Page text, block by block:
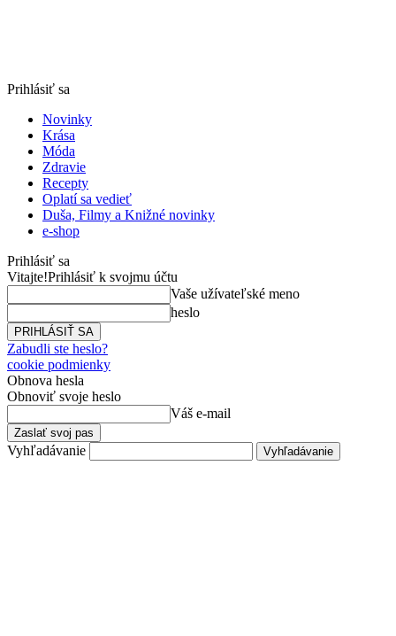
Prihlásiť sa
Novinky
Krása
Móda
Zdravie
Recepty
Oplatí sa vedieť
Duša, Filmy a Knižné novinky
e-shop
Prihlásiť sa
Vitajte!Prihlásiť k svojmu účtu
Vaše užívateľské meno
heslo
Zabudli ste heslo?
cookie podmienky
Obnova hesla
Obnoviť svoje heslo
Váš e-mail
Vyhľadávanie